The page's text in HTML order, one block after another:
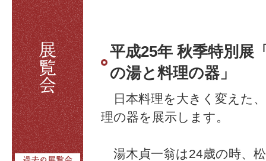
平成25年 秋季特別展
の湯と料理の器」
日本料理を大きく変えた
理の器を展示します。
湯木貞一翁は24歳の時、